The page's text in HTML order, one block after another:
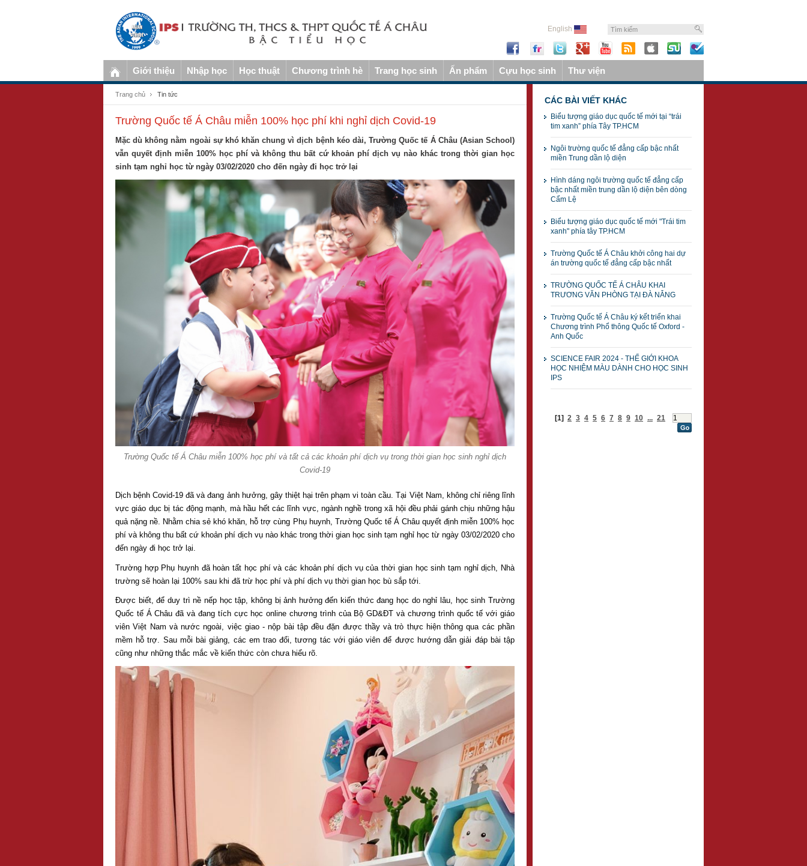
English
Giới thiệu Nhập học Học thuật Chương trình hè Trang học sinh Ấn phẩm Cựu học sinh Thư viện
Trang chủ Tin tức
Trường Quốc tế Á Châu miễn 100% học phí khi nghỉ dịch Covid-19
Mặc dù không nằm ngoài sự khó khăn chung vì dịch bệnh kéo dài, Trường Quốc tế Á Châu (Asian School)
vẫn quyết định miễn 100% học phí và không thu bất cứ khoản phí dịch vụ nào khác trong thời gian học
sinh tạm nghỉ học từ ngày 03/02/2020 cho đến ngày đi học trở lại
Trường Quốc tế Á Châu miễn 100% học phí và tất cả các khoản phí dịch vụ trong thời gian học sinh nghỉ dịch
Covid-19
Dịch bệnh Covid-19 đã và đang ảnh hưởng, gây thiệt hại trên phạm vi toàn cầu. Tại Việt Nam, không chỉ riêng lĩnh
vực giáo dục bị tác động mạnh, mà hầu hết các lĩnh vực, ngành nghề trong xã hội đều phải gánh chịu những hậu
quả nặng nề. Nhằm chia sẻ khó khăn, hỗ trợ cùng Phụ huynh, Trường Quốc tế Á Châu quyết định miễn 100% học
phí và không thu bất cứ khoản phí dịch vụ nào khác trong thời gian học sinh tạm nghỉ học từ ngày 03/02/2020 cho
đến ngày đi học trở lại.
Trường hợp Phụ huynh đã hoàn tất học phí và các khoản phí dịch vụ của thời gian học sinh tạm nghỉ dịch, Nhà
trường sẽ hoàn lại 100% sau khi đã trừ học phí và phí dịch vụ thời gian học bù sắp tới.
Được biết, để duy trì nề nếp học tập, không bị ảnh hưởng đến kiến thức đang học do nghỉ lâu, học sinh Trường
Quốc tế Á Châu đã và đang tích cực học online chương trình của Bộ GD&ĐT và chương trình quốc tế với giáo
viên Việt Nam và nước ngoài, việc giao - nộp bài tập đều đặn được thầy và trò thực hiện thông qua các phần
mềm hỗ trợ. Sau mỗi bài giảng, các em trao đổi, tương tác với giáo viên để được hướng dẫn giải đáp bài tập
cũng như những thắc mắc về kiến thức còn chưa hiểu rõ.
CÁC BÀI VIẾT KHÁC
Biểu tượng giáo dục quốc tế mới tại “trái
tim xanh” phía Tây TP.HCM
Ngôi trường quốc tế đẳng cấp bậc nhất
miền Trung dần lộ diện
Hình dáng ngôi trường quốc tế đẳng cấp
bậc nhất miền trung dần lộ diện bên dòng
Cẩm Lệ
Biểu tượng giáo dục quốc tế mới "Trái tim
xanh" phía tây TP.HCM
Trường Quốc tế Á Châu khởi công hai dự
án trường quốc tế đẳng cấp bậc nhất
TRƯỜNG QUỐC TẾ Á CHÂU KHAI
TRƯƠNG VĂN PHÒNG TẠI ĐÀ NẴNG
Trường Quốc tế Á Châu ký kết triển khai
Chương trình Phổ thông Quốc tế Oxford -
Anh Quốc
SCIENCE FAIR 2024 - THẾ GIỚI KHOA
HỌC NHIỆM MÀU DÀNH CHO HỌC SINH
IPS
[1] 2 3 4 5 6 7 8 9 10 ... 21